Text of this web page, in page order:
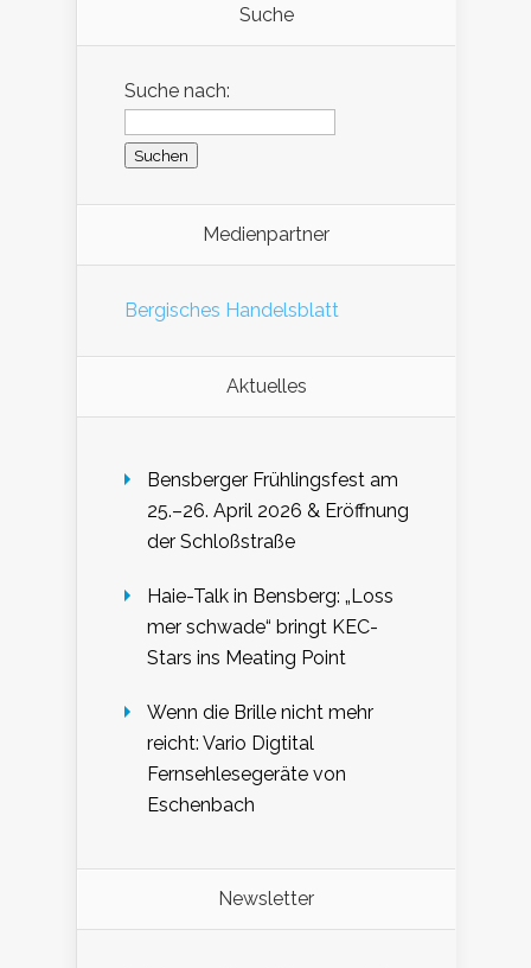
Suche
Suche nach:
Medienpartner
Bergisches Handelsblatt
Aktuelles
Bensberger Frühlingsfest am
25.–26. April 2026 & Eröffnung
der Schloßstraße
Haie-Talk in Bensberg: „Loss
mer schwade“ bringt KEC-
Stars ins Meating Point
Wenn die Brille nicht mehr
reicht: Vario Digtital
Fernsehlesegeräte von
Eschenbach
Newsletter